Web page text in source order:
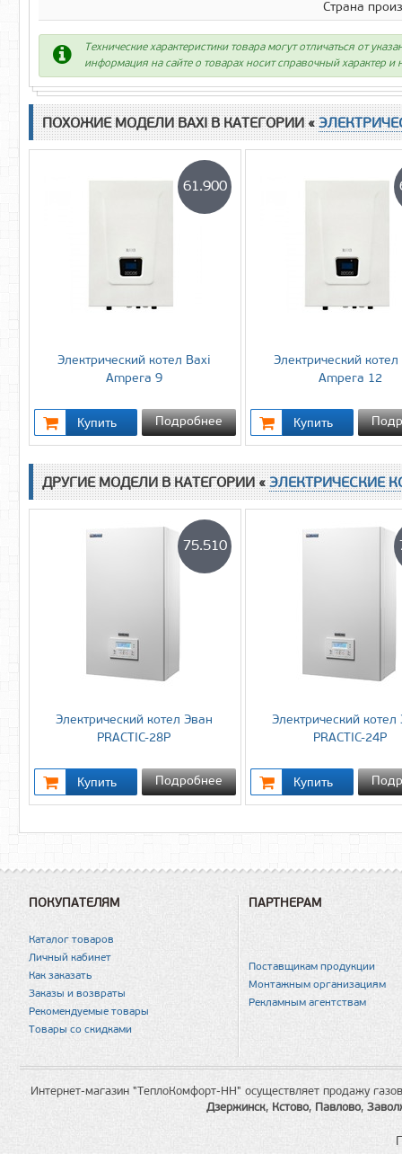
Страна
Технические характеристики товара могут отличаться от
информация на сайте о товарах носит справочный характер
ПОХОЖИЕ МОДЕЛИ BAXI В КАТЕГОРИИ «
Электрический котел Baxi
Ampera 9
61.900
Подробнее
Электрический котел
Ampera 12
ДРУГИЕ МОДЕЛИ В КАТЕГОРИИ «ЭЛЕКТРИЧЕСКИЕ
Электрический котел Эван
PRACTIC-28P
75.510
Подробнее
Электрический котел
PRACTIC-24P
ПОКУПАТЕЛЯМ
Каталог товаров
Личный кабинет
Как заказать
Заказы и возвраты
Рекомендуемые товары
Товары со скидками
ПАРТНЕРАМ
Поставщикам продукции
Монтажным организациям
Рекламным агентствам
Интернет-магазин "ТеплоКомфорт-НН" осуществляет продажу
Дзержинск, Кстово, Павлово,